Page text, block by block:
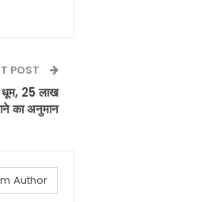
POST
धूम, 25 लाख
का अनुमान
Author